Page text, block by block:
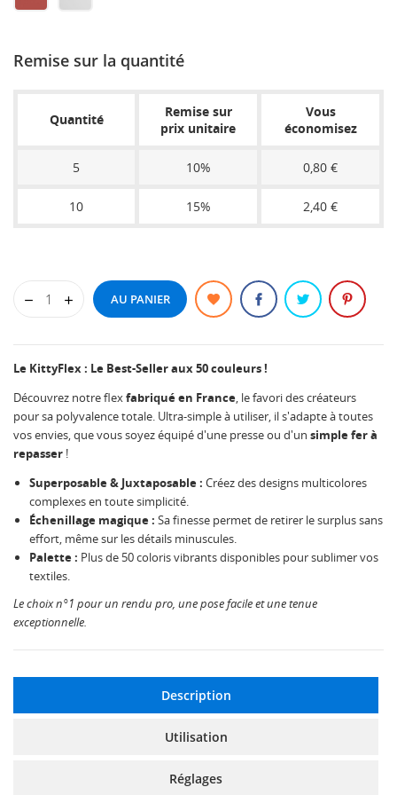
PINK
YELLOW
SIENNACLEAR
Remise sur la quantité
Quantité
Remise sur
prix unitaire
Vous
économisez
5 10% 0,80 €
10 15% 2,40 €
AU PANIER
Le KittyFlex : Le Best-Seller aux 50 couleurs !
Découvrez notre flexfabriqué en France, le favori des créateurs
pour sa polyvalence totale. Ultra-simple à utiliser, il s'adapte à toutes
vos envies, que vous soyez équipé d'une presse ou d'un simple fer à
repasser !
Superposable & Juxtaposable : Créez des designs multicolores
complexes en toute simplicité.
Échenillage magique : Sa finesse permet de retirer le surplus sans
effort, même sur les détails minuscules.
Palette : Plus de 50 coloris vibrants disponibles pour sublimer vos
textiles.
Le choix n°1 pour un rendu pro, une pose facile et une tenue
exceptionnelle.
Description
Utilisation
Réglages